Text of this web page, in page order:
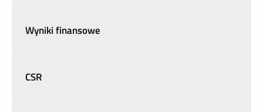
Wyniki finansowe
CSR